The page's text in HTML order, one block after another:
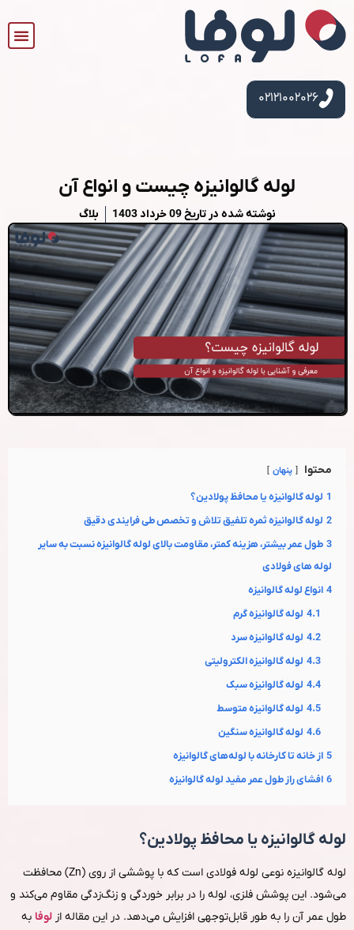
۰۲۱۲۱۰۰۲۰۲۶
لوله گالوانیزه چیست و انواع آن
نوشته شده در تاریخ09 خرداد 1403 بلاگ
محتوا پنهان
1 لوله گالوانیزه یا محافظ پولادین؟
2 لوله گالوانیزه ثمره تلفیق تلاش و تخصص طی فرایندی دقیق
3 طول عمر بیشتر، هزینه کمتر، مقاومت بالای لوله گالوانیزه نسبت به سایر
لوله های فولادی
4 انواع لوله گالوانیزه
4.1 لوله گالوانیزه گرم
4.2 لوله گالوانیزه سرد
4.3 لوله گالوانیزه الکترولیتی
4.4 لوله گالوانیزه سبک
4.5 لوله گالوانیزه متوسط
4.6 لوله گالوانیزه سنگین
5 از خانه تا کارخانه با لوله‌های گالوانیزه
6 افشای راز طول عمر مفید لوله گالوانیزه
لوله گالوانیزه یا محافظ پولادین؟
لوله گالوانیزه نوعی لوله فولادی است که با پوششی از روی (Zn) محافظت
می‌شود. این پوشش فلزی، لوله را در برابر خوردگی و زنگ‌زدگی مقاوم می‌کند و
طول عمر آن را به طور قابل‌توجهی افزایش می‌دهد. در این مقاله از لوفا به